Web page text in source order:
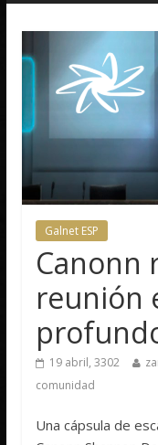
Galnet ESP
Canonn
reunión
19 abril, 3302
comunidad
Una cápsula de